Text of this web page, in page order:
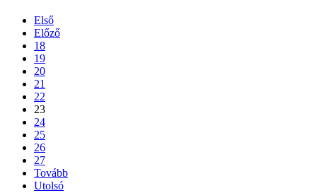
Első
Előző
18
19
20
21
22
23
24
25
26
27
Tovább
Utolsó